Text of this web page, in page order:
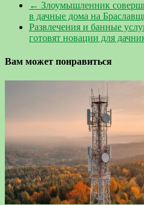
← Злоумышленник
в дачные дома на
Развлечения и банные
готовят новации для
Вам может понравиться